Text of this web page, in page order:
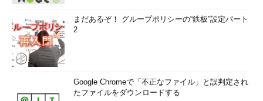
まだあるぞ！ グループポリシーの“鉄板”設定パート
2
Google Chromeで「不正なファイル」と誤判定され
たファイルをダウンロードする